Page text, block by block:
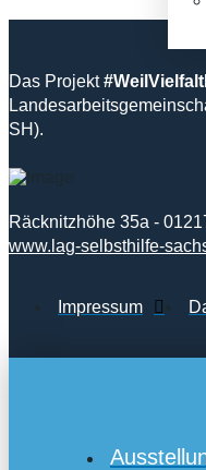
Das Projekt
SH).
Räcknitzhöhe 35a -
www.lag-selbsthilfe-
Impressum